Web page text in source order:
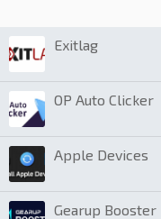
Exitlag
OP Auto Clicker
Apple Devices
Gearup Booster